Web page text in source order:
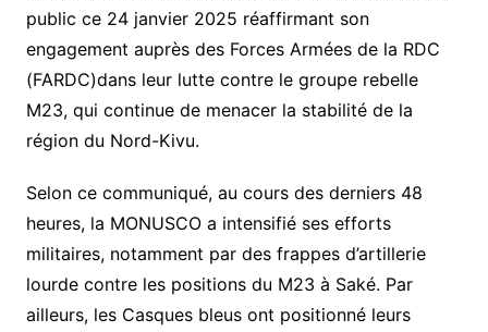
public ce 24 janvier 2025 réaffirmant son
engagement auprès des Forces Armées de la RDC
(FARDC)dans leur lutte contre le groupe rebelle
M23, qui continue de menacer la stabilité de la
région du Nord-Kivu.
Selon ce communiqué, au cours des derniers 48
heures, la MONUSCO a intensifié ses efforts
militaires, notamment par des frappes d’artillerie
lourde contre les positions du M23 à Saké. Par
ailleurs, les Casques bleus ont positionné leurs